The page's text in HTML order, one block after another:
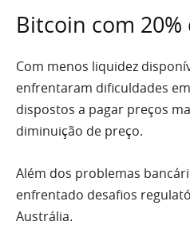
Bitcoin com
Com menos liquidez
enfrentaram dificuldades
dispostos a pagar preços
diminuição de preço.
Além dos problemas
enfrentado desafios
Austrália.